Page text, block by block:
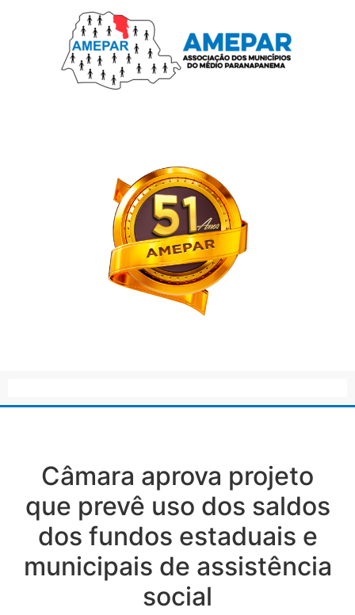
Câmara aprova projeto
que prevê uso dos saldos
dos fundos estaduais e
municipais de assistência
social